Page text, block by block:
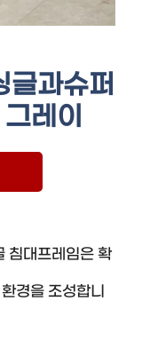
글과슈퍼
레이
침대프레임은 확
경을 조성합니